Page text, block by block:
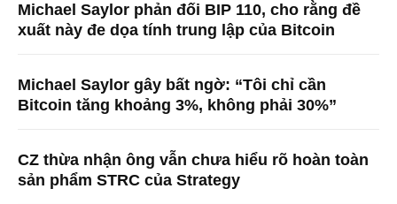
Michael Saylor phản đối BIP 110, cho rằng đề
xuất này đe dọa tính trung lập của Bitcoin
Michael Saylor gây bất ngờ: “Tôi chỉ cần
Bitcoin tăng khoảng 3%, không phải 30%”
CZ thừa nhận ông vẫn chưa hiểu rõ hoàn toàn
sản phẩm STRC của Strategy